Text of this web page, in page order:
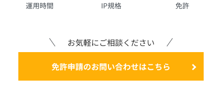
運用時間 IP規格 免許
お気軽にご相談ください
免許申請のお問い合わせはこちら